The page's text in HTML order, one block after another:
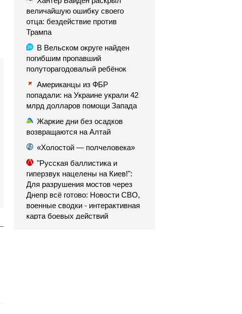
величайшую ошибку своего
отца: бездействие против
Трампа
В Вельском округе найден
погибшим пропавший
полуторагодовалый ребёнок
Американцы из ФБР
попадали: на Украине украли 42
млрд долларов помощи Запада
Жаркие дни без осадков
возвращаются на Алтай
«Холостой — полчеловека»
"Русская баллистика и
гиперзвук нацелены на Киев!":
Для разрушения мостов через
Днепр всё готово: Новости СВО,
военные сводки - интерактивная
карта боевых действий